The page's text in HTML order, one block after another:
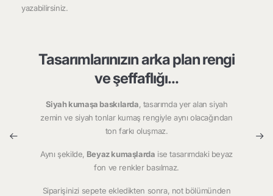
yazabilirsiniz.
Tasarımlarınızın arka plan rengi
ve şeffaflığı...
Siyah kumaşa baskılarda, tasarımda yer alan siyah
zemin ve siyah tonlar kumaş rengiyle aynı olacağından
ton farkı oluşmaz.
Aynı şekilde, Beyaz kumaşlarda ise tasarımdaki beyaz
fon ve renkler basılmaz.
Siparişinizi sepete ekledikten sonra, not bölümünden